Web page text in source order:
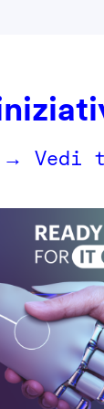
→ Vedi